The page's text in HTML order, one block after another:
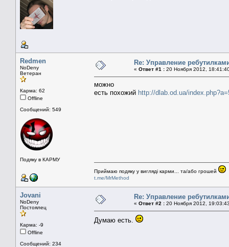
Redmen
NoDeny
Ветеран
Карма: 62
Offline
Сообщений: 549
Подяку в КАРМУ
Re: Управление
« Ответ #1 : 20 Ноября 2012,
можно
есть похожий http://dlab.od.ua/
Приймаю подяку у вигляді карми... та/або грошей
t.me/MrMethod
Jovani
NoDeny
Постоялец
Карма: -9
Offline
Сообщений: 234
Re: Управление
« Ответ #2 : 20 Ноября 2012,
Думаю есть.